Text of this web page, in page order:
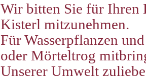
Wir bitten Sie für Ihren
Kisterl mitzunehmen.
Für Wasserpflanzen
oder Mörteltrog
Unserer Umwelt